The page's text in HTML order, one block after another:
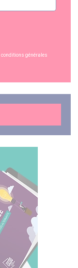
conditions générales